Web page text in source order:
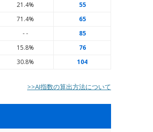
21.4%
55
71.4%
65
- -
85
15.8%
76
30.8% 104
>>AI指数の算出方法について